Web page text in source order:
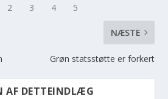
NÆSTE
Grøn statsstøtte er forkert
AF DETTEINDLÆG